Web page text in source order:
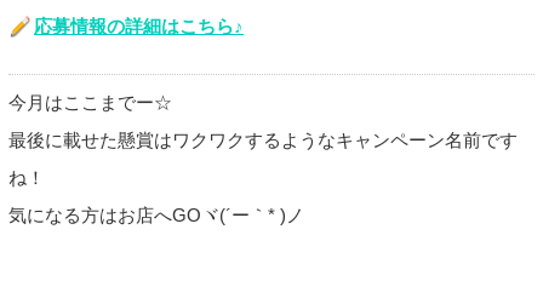
応募情報の詳細はこちら♪
今月はここまでー☆
最後に載せた懸賞はワクワクするようなキャンペーン名前です
ね！
気になる方はお店へGOヾ(´ー｀* )ノ